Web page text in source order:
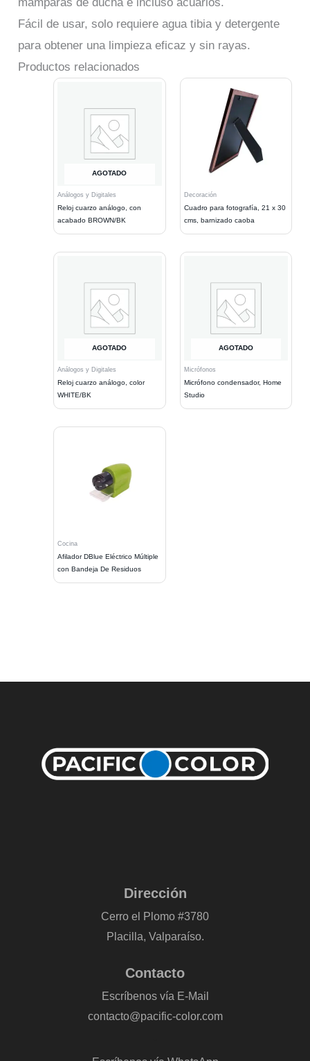
Fácil de usar, solo requiere agua tibia y detergente
para obtener una limpieza eficaz y sin rayas.
Productos relacionados
AGOTADO
Análogos y Digitales
Reloj cuarzo análogo, con
acabado BROWN/BK
Decoración
Cuadro para fotografía, 21 x 30
cms, barnizado caoba
AGOTADO
Análogos y Digitales
Reloj cuarzo análogo, color
WHITE/BK
AGOTADO
Micrófonos
Micrófono condensador, Home
Studio
Cocina
Afilador DBlue Eléctrico Múltiple
con Bandeja De Residuos
Dirección
Cerro el Plomo #3780
Placilla, Valparaíso.
Contacto
Escríbenos vía E-Mail
contacto@pacific-color.com